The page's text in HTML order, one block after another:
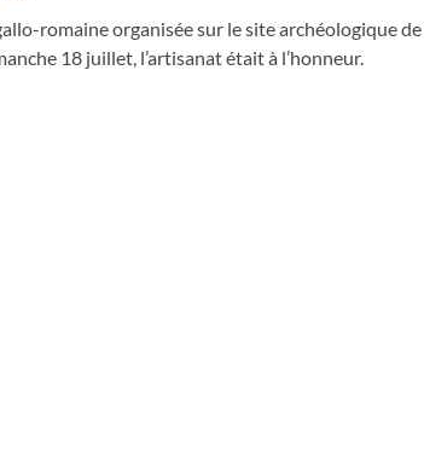
romaine organisée sur le site archéologique
18 juillet, l’artisanat était à l’honneur.